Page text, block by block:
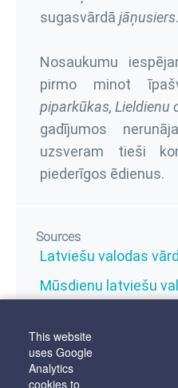
sugasvārdā jāņusiers.
Nosaukumu
pirmo minot
piparkūkas, Lieldienu
gadījumos
uzsveram tieši
piederīgos ēdienus.
Sources
Latviešu valodas
Mūsdienu latviešu
Linguistic sectors
This website
uses Google
Analytics
cookies to